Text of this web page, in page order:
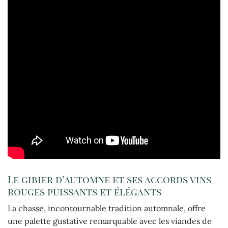
Le gibier d’automne et ses accords vins
rouges puissants et élégants
La chasse, incontournable tradition automnale, offre
une palette gustative remarquable avec les viandes de